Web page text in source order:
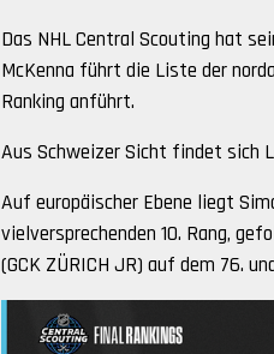
Das NHL Central Scouting hat
McKenna führt die Liste der
Ranking anführt.
Aus Schweizer Sicht findet sich
Auf europäischer Ebene liegt
vielversprechenden 10. Rang,
(GCK ZÜRICH JR) auf dem 76.